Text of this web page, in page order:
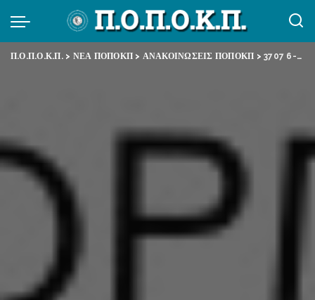
Π.Ο.Π.Ο.Κ.Π.> ΝΕΑ ΠΟΠΟΚΠ > ΑΝΑΚΟΙΝΩΣΕΙΣ ΠΟΠΟΚΠ >3707 6-2-19 ΕΞΩΔΙΚΟ 24ωρης